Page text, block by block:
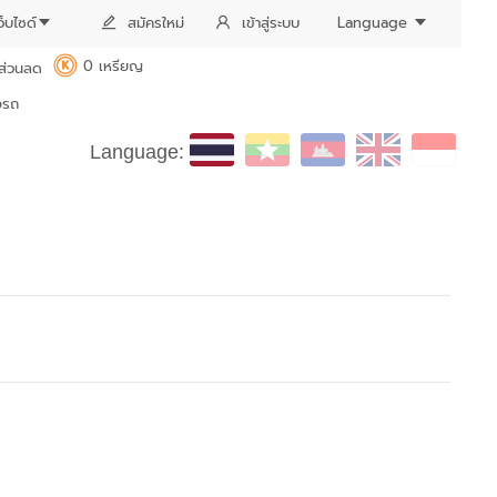
บไซด์ สมัครใหม่ เข้าสู่ระบบ Language
นลด K
0 เหรียญ
รถ
Language: